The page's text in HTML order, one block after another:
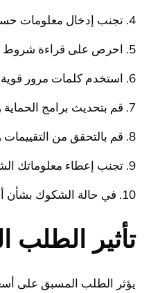
4. تجنب إدخال معلومات حساسة مثل رقم الضمان الاجتماعي أو معلومات بطاقة الائتمان عبر شبكات عامة أو غير موثوقة.
5. احرص على قراءة شروط الخدمة وسياسة الخصوصية لموقع الحجز قبل القيام بأي عملية حجز لضمان حقوقك وحماية خصوصيتك.
6. استخدم كلمات مرور قوية ومختلفة لحساباتك على مواقع الحجز مع تغييرها بشكل دوري.
7. قم بتحديث برامج الحماية والحصنة على جهازك الشخصي وتجنب فتح روابط أو مرفقات غير معروفة من رسائل البريد الإلكتروني.
8. قم بالتحقق من التقييمات وآراء العملاء عن الفندق الذي تعتزم حجزه وتجنب الوقوع في عمليات احتيالية أو تزوير للمعلومات.
9. تجنب إعطاء معلوماتك الشخصية والمالية لأي شخص غير موثوق أو موظف معتمد من الفندق.
10. في حالة الشكوك بشأن أي عملية حجز أو تعامل مشبوه، لا تتردد في الاتصال بموقع الحجز أو الفندق مباشرة للتأكد من صحة العملية.
تأثير
يؤثر الطلب المسبق على